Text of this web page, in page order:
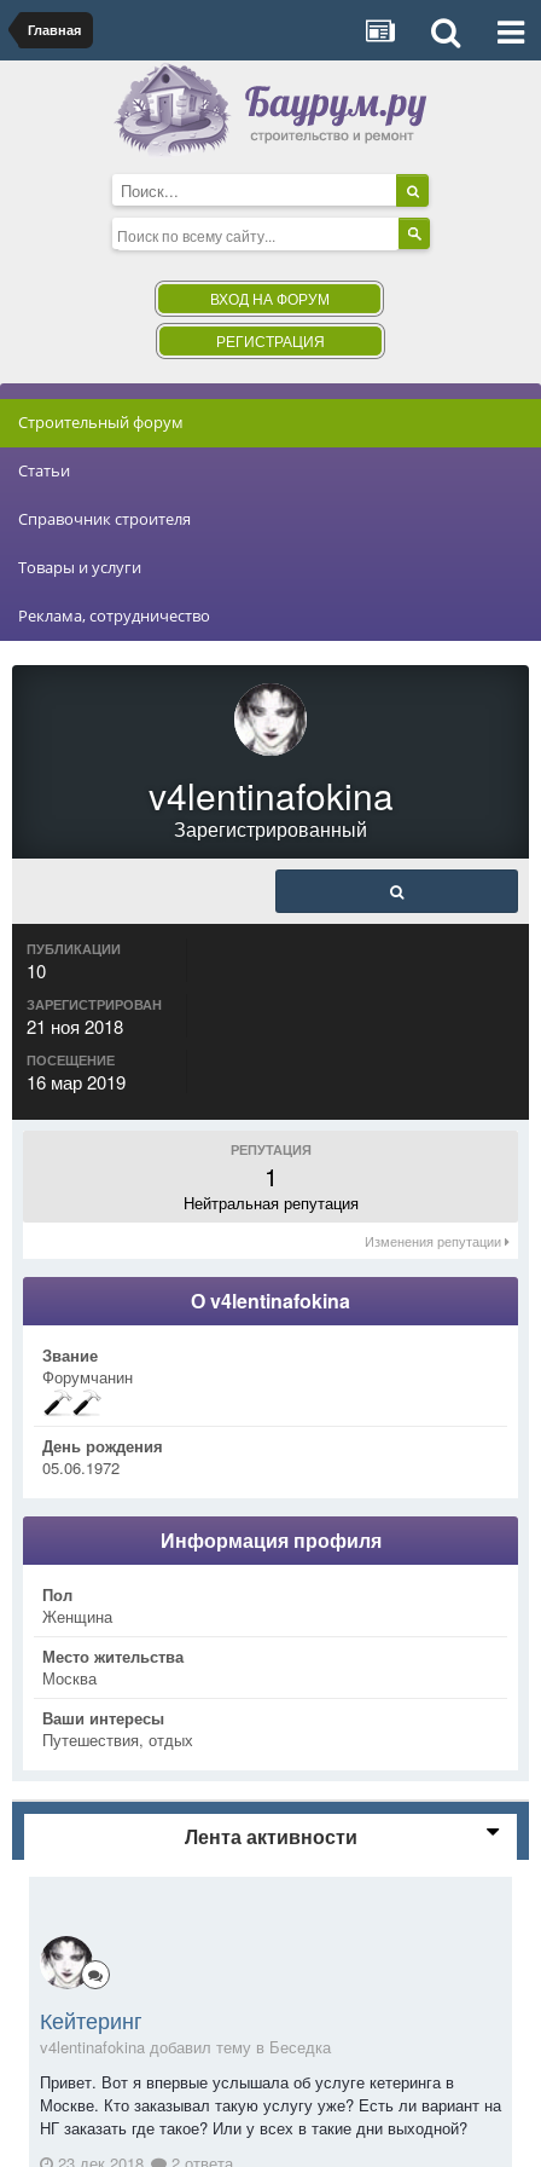
Главная
ВХОД НА ФОРУМ
РЕГИСТРАЦИЯ
Строительный форум
Статьи
Справочник строителя
Товары и услуги
Реклама, сотрудничество
v4lentinafokina
Зарегистрированный
ПУБЛИКАЦИИ
10
ЗАРЕГИСТРИРОВАН
21 ноя 2018
ПОСЕЩЕНИЕ
16 мар 2019
РЕПУТАЦИЯ
1
Нейтральная репутация
Изменения репутации
О v4lentinafokina
Звание
Форумчанин
День рождения
05.06.1972
Информация профиля
Пол
Женщина
Место жительства
Москва
Ваши интересы
Путешествия, отдых
Лента активности
Кейтеринг
v4lentinafokina добавил тему в Беседка
Привет. Вот я впервые услышала об услуге кетеринга в
Москве. Кто заказывал такую услугу уже? Есть ли вариант на
НГ заказать где такое? Или у всех в такие дни выходной?